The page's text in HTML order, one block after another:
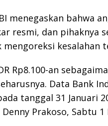
menegaskan bahwa
resmi, dan pihaknya
mengoreksi kesalahan
Rp8.100-an
Data Bank
tanggal 31 Januari
Prakoso, Sabtu 1